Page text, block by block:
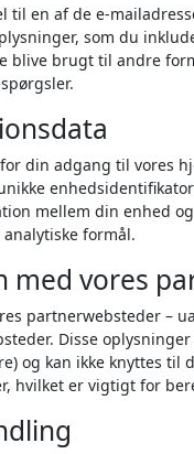
til en af de e-
som du
blive brugt til andre
din adgang til vores
mellem din enhed
formål.
med vores
partnerwebsteder –
Disse
og kan ikke knyttes
hvilket er vigtigt for